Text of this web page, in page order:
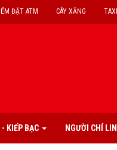
CÂY XĂNG
ĐẶT ATM
- KIẾP BẠC NGƯỜI CHÍ